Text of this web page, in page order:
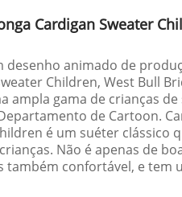
Cardigan Sweater
desenho animado de
Children, West Bull
ampla gama de crianças
de Cartoon.
é um suéter clássico
Não é apenas de
também confortável, e tem